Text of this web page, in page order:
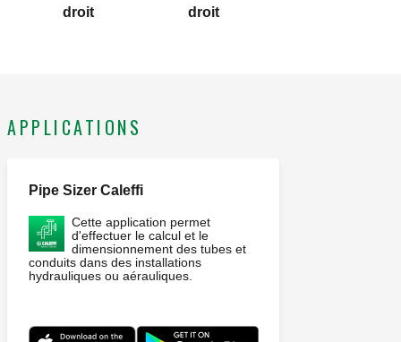
droit
droit
APPLICATIONS
Pipe Sizer Caleffi
Cette application permet
d'effectuer le calcul et le
dimensionnement des tubes et
conduits dans des installations
hydrauliques ou aérauliques.